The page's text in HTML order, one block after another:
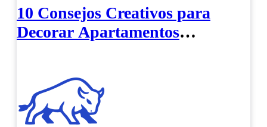
10 Consejos Creativos para
Decorar Apartamentos